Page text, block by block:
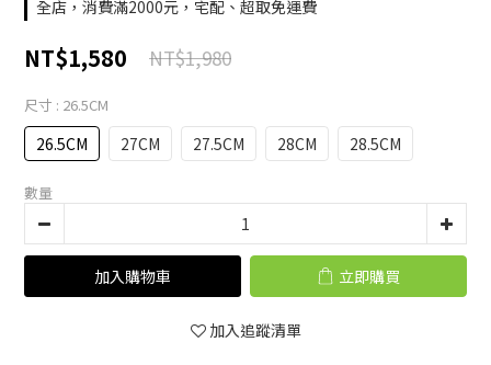
全店，消費滿2000元，宅配、超取免運費
NT$1,580 NT$1,980
尺寸 : 26.5CM
26.5CM 27CM 27.5CM 28CM 28.5CM
數量
加入購物車 立即購買
加入追蹤清單